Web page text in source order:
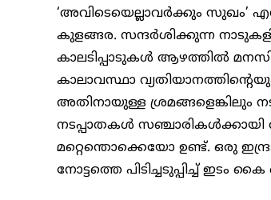
‘അവിടെയെല്ലാവർക്കും
കുളങ്ങര. സന്ദർശിക്കുന്ന
കാലടിപ്പാടുകൾ ആഴത്തിൽ
കാലാവസ്ഥാ
അതിനായുള്ള ശ്രമങ്ങളെങ്കിലും
നടപ്പാതകൾ സഞ്ചാരികൾക്കായി
മറ്റെന്തൊക്കെയോ ഉണ്ട്. ഒരു
നോട്ടത്തെ പിടിച്ചടുപ്പിച്ച്